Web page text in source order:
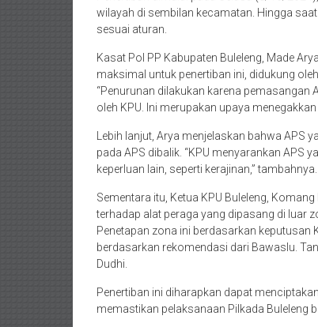
wilayah di sembilan kecamatan. Hingga
sesuai aturan.
Kasat Pol PP Kabupaten Buleleng, Made
maksimal untuk penertiban ini, didukung
“Penurunan dilakukan karena pemasangan
oleh KPU. Ini merupakan upaya
Lebih lanjut, Arya menjelaskan bahwa
pada APS dibalik. “KPU menyarankan APS
keperluan lain, seperti kerajinan,” tambahnya.
Sementara itu, Ketua KPU Buleleng,
terhadap alat peraga yang dipasang di luar
Penetapan zona ini berdasarkan keputusan
berdasarkan rekomendasi dari Bawaslu.
Dudhi.
Penertiban ini diharapkan dapat
memastikan pelaksanaan Pilkada Buleleng